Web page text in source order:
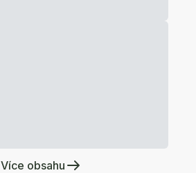
Více obsahu